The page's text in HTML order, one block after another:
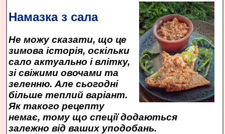
Намазка з сала
Не можу сказати, що це
зимова історія, оскільки
сало актуально і влітку,
зі свіжими овочами та
зеленню. Але сьогодні
більше теплий варіант.
Як такого рецепту
немає, тому що спеції додаються
залежно від ваших уподобань.